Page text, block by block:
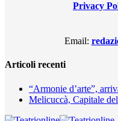
Privacy
Email:
Articoli recenti
“Armonie d’arte”,
Melicuccà, Capitale